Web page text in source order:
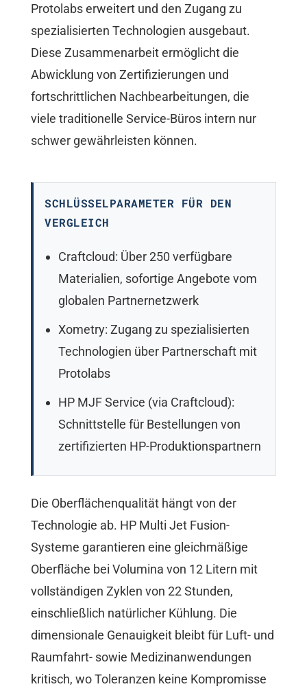
Protolabs erweitert und den Zugang zu
spezialisierten Technologien ausgebaut.
Diese Zusammenarbeit ermöglicht die
Abwicklung von Zertifizierungen und
fortschrittlichen Nachbearbeitungen, die
viele traditionelle Service-Büros intern nur
schwer gewährleisten können.
SCHLÜSSELPARAMETER FÜR DEN
VERGLEICH
Craftcloud: Über 250 verfügbare
Materialien, sofortige Angebote vom
globalen Partnernetzwerk
Xometry: Zugang zu spezialisierten
Technologien über Partnerschaft mit
Protolabs
HP MJF Service (via Craftcloud):
Schnittstelle für Bestellungen von
zertifizierten HP-Produktionspartnern
Die Oberflächenqualität hängt von der
Technologie ab. HP Multi Jet Fusion-
Systeme garantieren eine gleichmäßige
Oberfläche bei Volumina von 12 Litern mit
vollständigen Zyklen von 22 Stunden,
einschließlich natürlicher Kühlung. Die
dimensionale Genauigkeit bleibt für Luft- und
Raumfahrt- sowie Medizinanwendungen
kritisch, wo Toleranzen keine Kompromisse